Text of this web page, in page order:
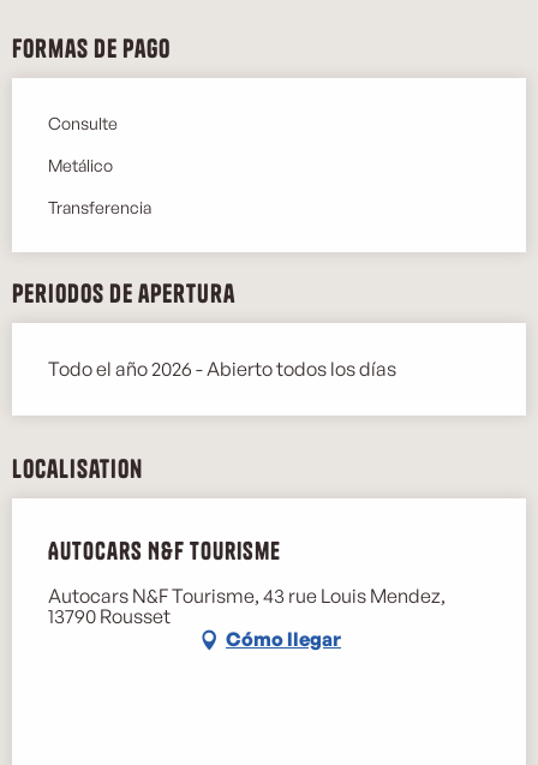
Formas de pago
Consulte
Metálico
Transferencia
Periodos de apertura
Todo el año 2026 - Abierto todos los días
Localisation
Autocars N&F Tourisme
Autocars N&F Tourisme, 43 rue Louis Mendez,
13790 Rousset
Cómo llegar